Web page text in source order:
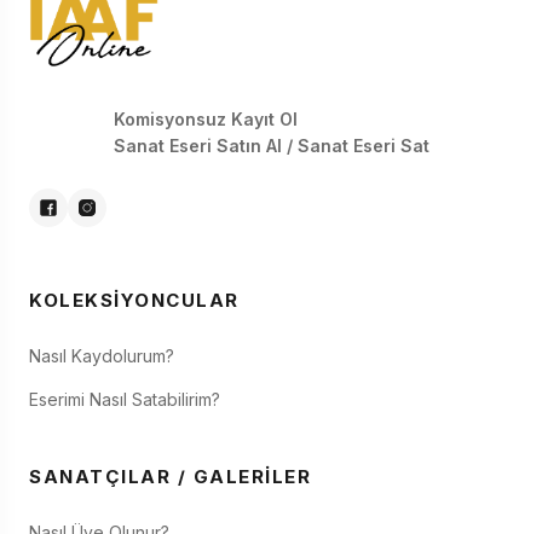
Komisyonsuz Kayıt Ol
Sanat Eseri Satın Al / Sanat Eseri Sat
KOLEKSIYONCULAR
Nasıl Kaydolurum?
Eserimi Nasıl Satabilirim?
SANATÇILAR / GALERILER